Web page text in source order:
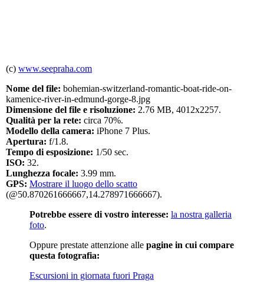
(c) www.seepraha.com
Nome del file: bohemian-switzerland-romantic-boat-ride-on-
kamenice-river-in-edmund-gorge-8.jpg
Dimensione del file e risoluzione: 2.76 MB, 4012x2257.
Qualità per la rete: circa 70%.
Modello della camera: iPhone 7 Plus.
Apertura: f/1.8.
Tempo di esposizione: 1/50 sec.
ISO: 32.
Lunghezza focale: 3.99 mm.
GPS: Mostrare il luogo dello scatto
(@50.870261666667,14.278971666667).
Potrebbe essere di vostro interesse: la nostra galleria
foto.
Oppure prestate attenzione alle pagine in cui compare
questa fotografia:
Escursioni in giornata fuori Praga